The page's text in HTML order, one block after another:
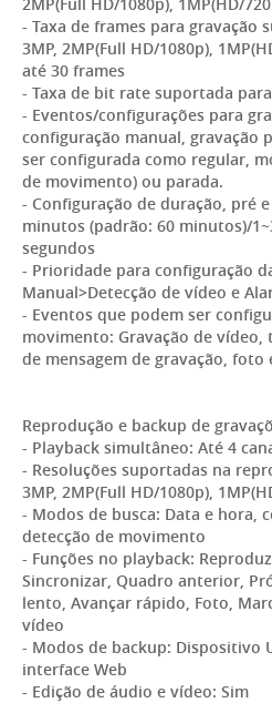
- Taxa de frames para gravação
3MP, 2MP(Full HD/1080p),
até 30 frames
- Taxa de bit rate suportada
- Eventos/configurações para
configuração manual, gravação
ser configurada como regular,
de movimento) ou parada.
- Configuração de duração, pré
minutos (padrão: 60 minutos)/
segundos
- Prioridade para configuração
Manual>Detecção de vídeo e
- Eventos que podem ser
movimento: Gravação de vídeo,
de mensagem de gravação, foto
Reprodução e backup de
- Playback simultâneo: Até 4
- Resoluções suportadas na
3MP, 2MP(Full HD/1080p),
- Modos de busca: Data e hora,
detecção de movimento
- Funções no playback:
Sincronizar, Quadro anterior,
lento, Avançar rápido, Foto,
vídeo
- Modos de backup: Dispositivo
interface Web
- Edição de áudio e vídeo: Sim